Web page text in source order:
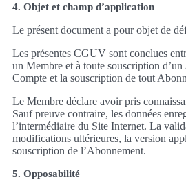
4. Objet et champ d’application
Le présent document a pour objet de
Les présentes CGUV sont conclues
un Membre et à toute souscription
Compte et la souscription de tout
Le Membre déclare avoir pris
Sauf preuve contraire, les données
l’intermédiaire du Site Internet. La
modifications ultérieures, la version
souscription de l’Abonnement.
5. Opposabilité